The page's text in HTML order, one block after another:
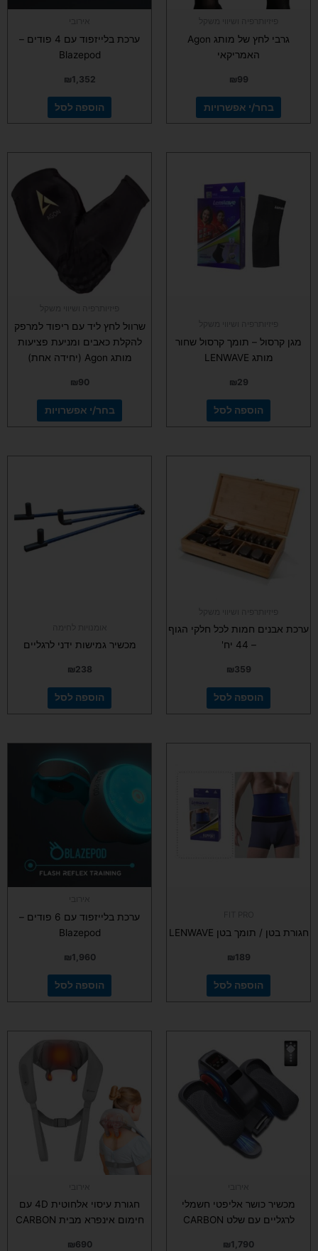
גרבי לחץ של מותג Agon
האמריקאי
₪99
בחר/י אפשרויות
ערכת בלייזפוד עם 4 פודים –
Blazepod
₪1,352
הוספה לסל
מגן קרסול – תומך קרסול שחור
מותג LENWAVE
₪29
הוספה לסל
שרוול לחץ ליד עם ריפוד למרפק
להקלת כאבים ומניעת פציעות
מותג Agon (יחידה אחת)
₪90
בחר/י אפשרויות
יש
מספר
האפשרויות
ערכת אבנים חמות לכל חלקי הגוף
– 44 יח'
₪359
הוספה לסל
מכשיר גמישות ידני לרגליים
₪238
הוספה לסל
חגורת בטן / תומך בטן LENWAVE
₪189
הוספה לסל
ערכת בלייזפוד עם 6 פודים –
Blazepod
₪1,960
הוספה לסל
מכשיר כושר אליפטי חשמלי
לרגליים עם שלט CARBON
₪1,790
חגורת עיסוי אלחוטית 4D עם
חימום אינפרא מבית CARBON
₪690